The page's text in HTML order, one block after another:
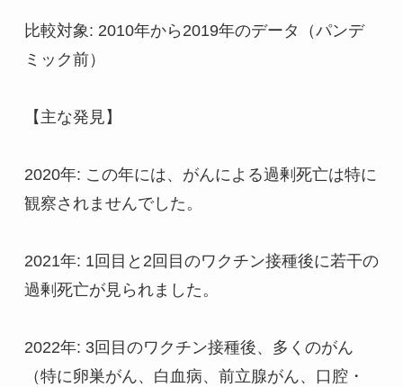
比較対象: 2010年から2019年のデータ（パンデ
ミック前）
【主な発見】
2020年: この年には、がんによる過剰死亡は特に
観察されませんでした。
2021年: 1回目と2回目のワクチン接種後に若干の
過剰死亡が見られました。
2022年: 3回目のワクチン接種後、多くのがん
（特に卵巣がん、白血病、前立腺がん、口腔・